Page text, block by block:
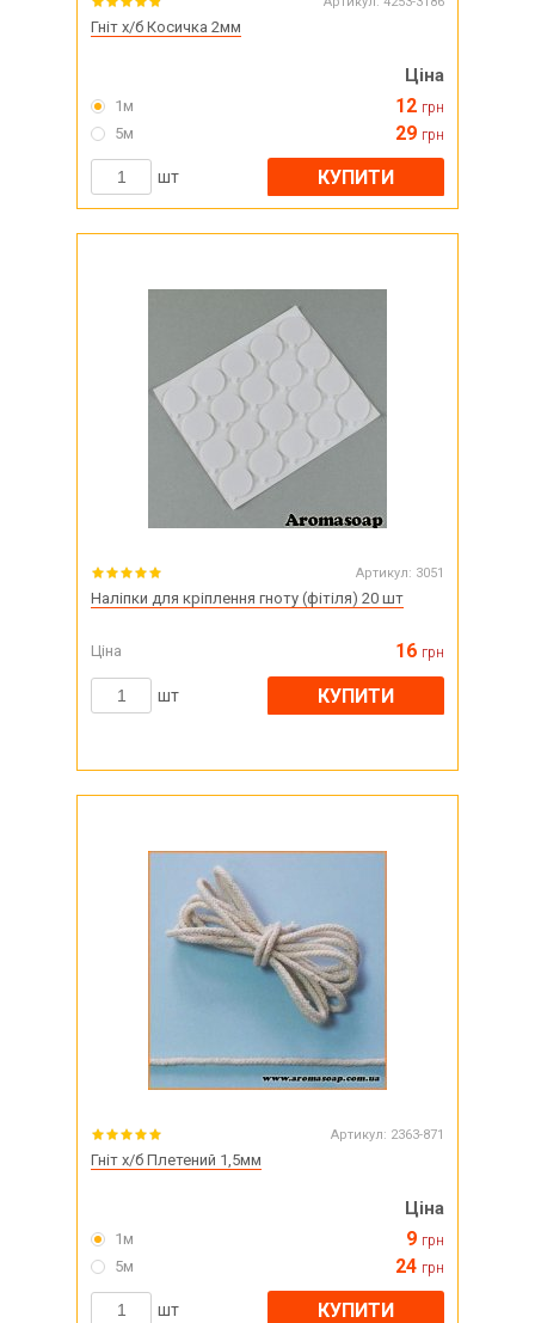
Гніт х/б Косичка 2мм
Ціна
1м 12 грн
5м 29 грн
шт КУПИТИ
Артикул: 3051
Наліпки для кріплення гноту (фітіля) 20 шт
Ціна 16 грн
шт КУПИТИ
Артикул: 2363-871
Гніт х/б Плетений 1,5мм
Ціна
1м 9 грн
5м 24 грн
шт КУПИТИ